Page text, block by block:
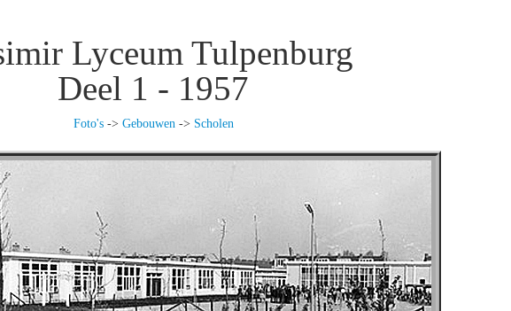
Lyceum Tulpenburg
Deel 1 - 1957
Foto's-> Gebouwen -> Scholen